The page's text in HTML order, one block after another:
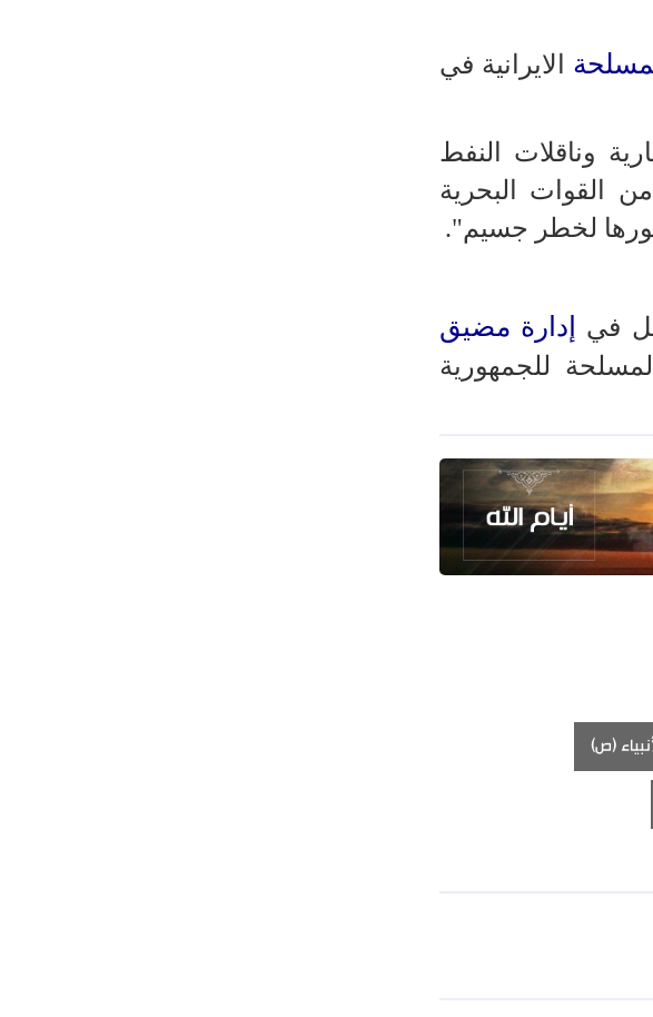
الايرانية في
وناقلات النفط
القوات البحرية
لخطر جسيم".
في
إدارة مضيق
للجمهورية
(ص)